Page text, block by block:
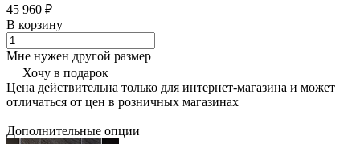
45 960 ₽
В корзину
Мне нужен другой размер
Хочу в подарок
Цена действительна только для интернет-магазина и может
отличаться от цен в розничных магазинах
Дополнительные опции